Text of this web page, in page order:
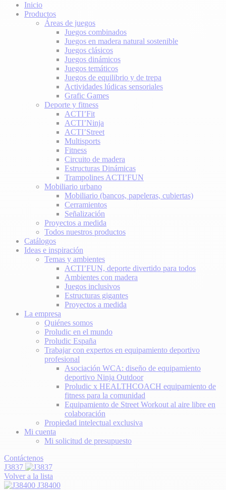
Inicio
Productos
Áreas de juegos
Juegos combinados
Juegos en madera natural sostenible
Juegos clásicos
Juegos dinámicos
Juegos temáticos
Juegos de equilibrio y de trepa
Actividades lúdicas sensoriales
Grafic Games
Deporte y fitness
ACTI’Fit
ACTI’Ninja
ACTI’Street
Multisports
Fitness
Circuito de madera
Estructuras Dinámicas
Trampolines ACTI’FUN
Mobiliario urbano
Mobiliario (bancos, papeleras, cubiertas)
Cerramientos
Señalización
Proyectos a medida
Todos nuestros productos
Catálogos
Ideas e inspiración
Temas y ambientes
ACTI’FUN, deporte divertido para todos
Ambientes con madera
Juegos inclusivos
Estructuras gigantes
Proyectos a medida
La empresa
Quiénes somos
Proludic en el mundo
Proludic España
Trabajar con expertos en equipamiento deportivo
profesional
Asociación WCA: diseño de equipamiento
deportivo Ninja Outdoor
Proludic x HEALTHCOACH equipamiento de
fitness para la comunidad
Equipamiento de Street Workout al aire libre en
colaboración
Propiedad intelectual exclusiva
Mi cuenta
Mi solicitud de presupuesto
Contáctenos
J3837
Volver a la lista
J38400